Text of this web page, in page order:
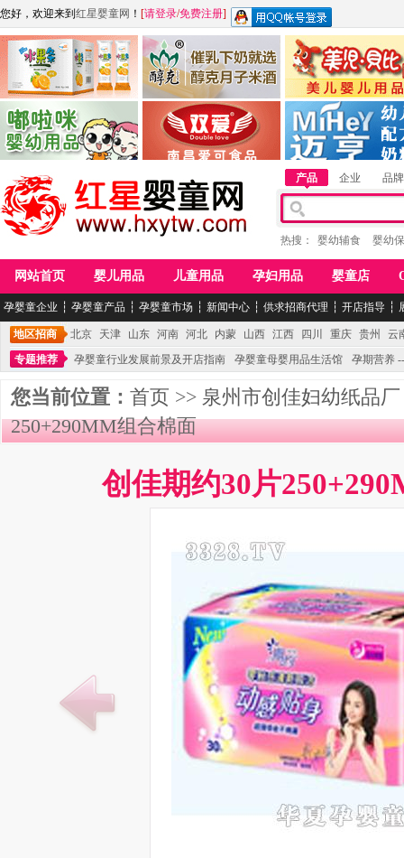
您好，欢迎来到 红星婴童网 ！ [请登录/免费注册]
江西麦嘟嘟食品有限公司
青岛嘟啦咪婴幼儿用品公司
江西醇之客月子米酒 惠州市美儿婴儿用品
湖南迈亨母婴用品有限
产品 企业 品牌
热搜： 婴幼辅食 婴幼
网站首页 婴儿用品 儿童用品 孕妇用品 婴童店
孕婴童企业 ┆ 孕婴童产品 ┆ 孕婴童市场 ┆ 新闻中心 ┆ 供求招商代理 ┆ 开店指导 ┆
地区招商 北京 天津 山东 河南 河北 内蒙 山西 江西 四川 重庆 贵州
云
专题推荐
孕婴童行业发展前景及开店指南 孕婴童母婴用品生活馆 孕期营养
您当前位置： 首页 >> 泉州市创佳妇幼纸品厂
250+290MM组合棉面
创佳期约30片